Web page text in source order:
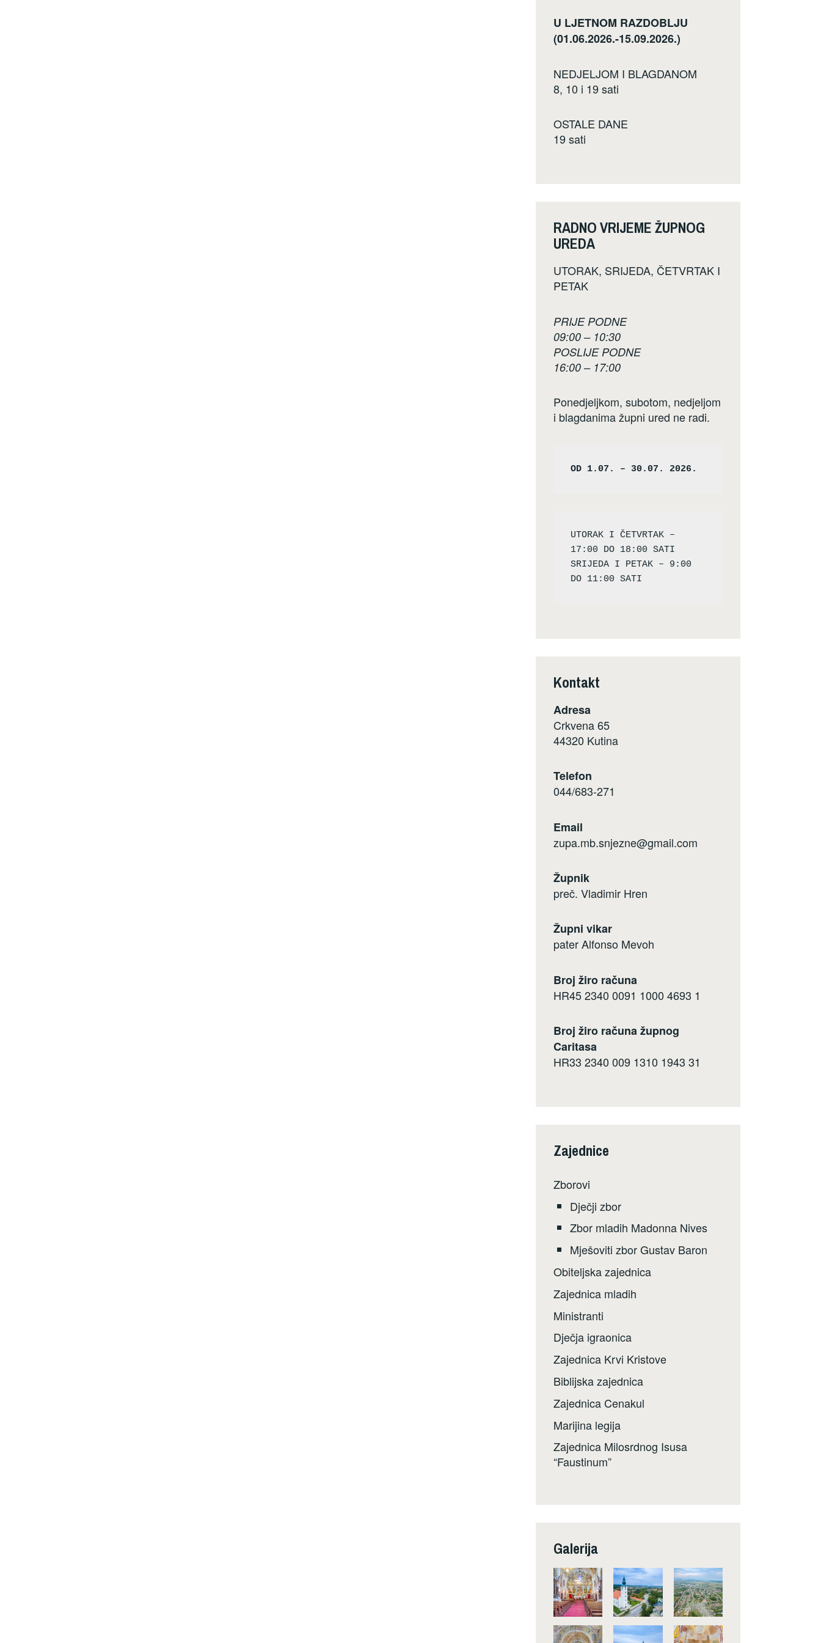
U LJETNOM RAZDOBLJU
(01.06.2026.-15.09.2026.)
NEDJELJOM I BLAGDANOM
8, 10 i 19 sati
OSTALE DANE
19 sati
RADNO VRIJEME ŽUPNOG
UREDA
UTORAK, SRIJEDA, ČETVRTAK I
PETAK
PRIJE PODNE
09:00 – 10:30
POSLIJE PODNE
16:00 – 17:00
Ponedjeljkom, subotom, nedjeljom
i blagdanima župni ured ne radi.
OD 1.07. – 30.07. 2026.
UTORAK I ČETVRTAK –
17:00 DO 18:00 SATI
SRIJEDA I PETAK – 9:00
Kontakt
Adresa
Crkvena 65
44320 Kutina
Telefon
044/683-271
Email
zupa.mb.snjezne@gmail.com
Župnik
preč. Vladimir Hren
Župni vikar
pater Alfonso Mevoh
Broj žiro računa
HR45 2340 0091 1000 4693 1
Broj žiro računa župnog
Caritasa
HR33 2340 009 1310 1943 31
Zajednice
Zborovi
Dječji zbor
Zbor mladih Madonna Nives
Mješoviti zbor Gustav Baron
Obiteljska zajednica
Zajednica mladih
Ministranti
Dječja igraonica
Zajednica Krvi Kristove
Biblijska zajednica
Zajednica Cenakul
Marijina legija
Zajednica Milosrdnog Isusa
“Faustinum”
Galerija